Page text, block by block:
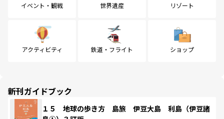
イベント・観戦 世界遺産 リゾート
アクティビティ 鉄道・フライト ショップ
新刊ガイドブック
１５ 地球の歩き方 島旅 伊豆大島 利島（伊豆諸